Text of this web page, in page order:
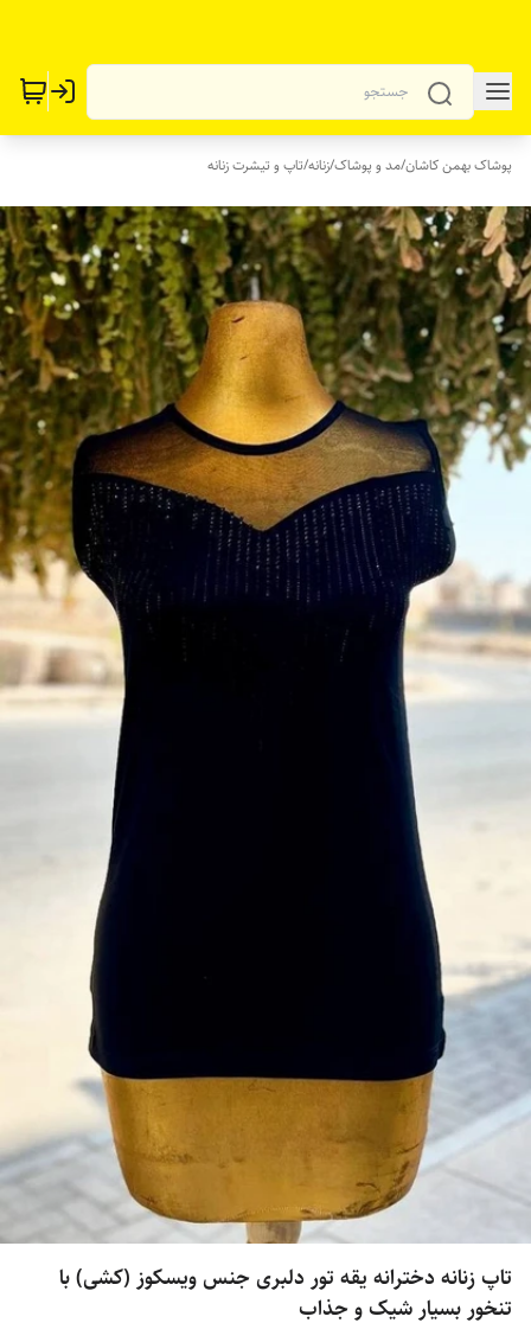
پوشاک بهمن کاشان/مد و پوشاک/زنانه/تاپ و تیشرت زنانه
تاپ زنانه دخترانه یقه تور دلبری جنس ویسکوز (کشی) با
تنخور بسیار شیک و جذاب